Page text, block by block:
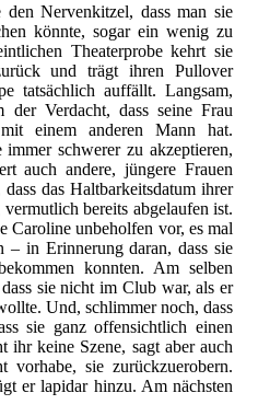
Nervenkitzel, dass man sie
könnte, sogar ein wenig zu
Theaterprobe kehrt sie
und trägt ihren Pullover
tatsächlich auffällt. Langsam,
Verdacht, dass seine Frau
einem anderen Mann hat.
schwerer zu akzeptieren,
auch andere, jüngere Frauen
das Haltbarkeitsdatum ihrer
bereits abgelaufen ist.
Caroline unbeholfen vor, es mal
– in Erinnerung daran, dass sie
konnten. Am selben
sie nicht im Club war, als er
Und, schlimmer noch, dass
sie ganz offensichtlich einen
ihr keine Szene, sagt aber auch
sie zurückzuerobern.
er lapidar hinzu. Am nächsten